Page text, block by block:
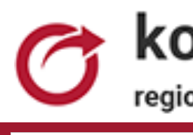
Jobs und Stellenangebote in
Köln